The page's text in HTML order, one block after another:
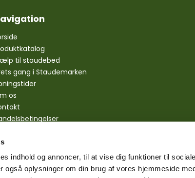
indhold og annoncer, til at vise dig funktioner til
også oplysninger om din brug af vores hjemmeside
til staudebed
gang i Staudemarken
os